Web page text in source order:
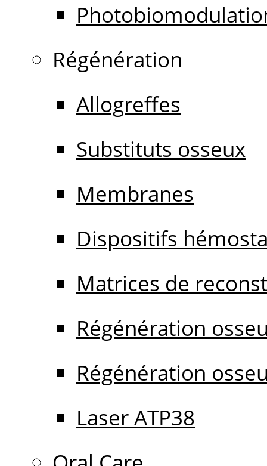
Régénération
Allogreffes
Substituts osseux
Membranes
Dispositifs
Matrices de
Régénération
Régénération
Laser ATP38